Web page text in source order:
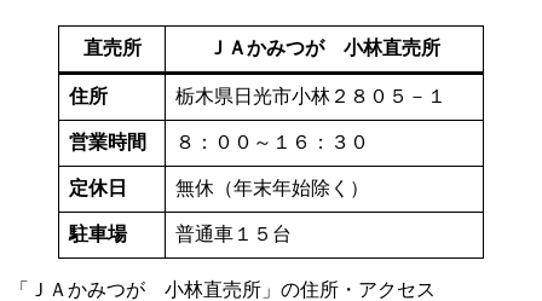
直売所 ＪＡかみつが 小林直売所
住所 栃木県日光市小林２８０５－１
営業時間 ８：００～１６：３０
定休日 無休（年末年始除く）
駐車場 普通車１５台
「ＪＡかみつが 小林直売所」の住所・アクセス